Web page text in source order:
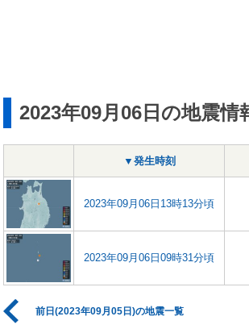
2023年09月06日の地震情
▼発生時刻
2023年09月06日13時13分頃
2023年09月06日09時31分頃
前日(2023年09月05日)の地震一覧